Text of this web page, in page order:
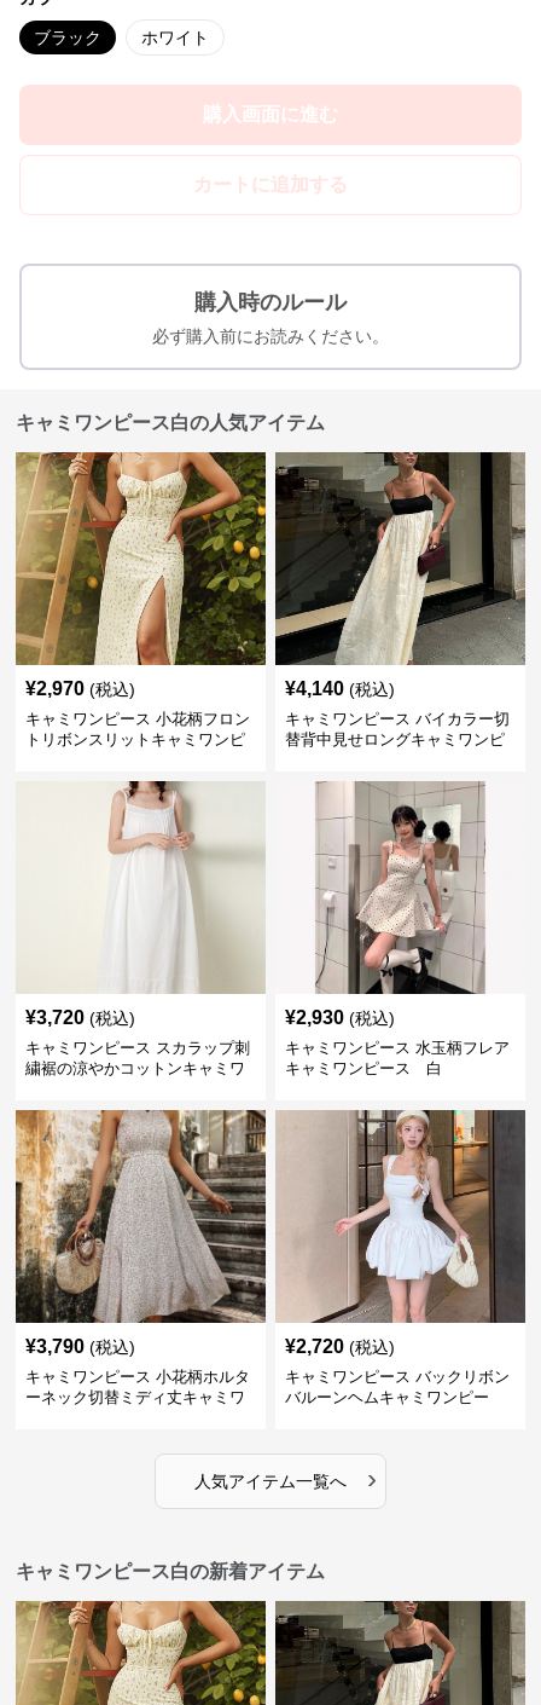
ブラック ホワイト
購入画面に進む
カートに追加する
購入時のルール
必ず購入前にお読みください。
キャミワンピース白の人気アイテム
¥2,970 (税込)
キャミワンピース 小花柄フロン
トリボンスリットキャミワンピ
¥4,140 (税込)
キャミワンピース バイカラー切
替背中見せロングキャミワンピ
¥3,720 (税込)
キャミワンピース スカラップ刺
繍裾の涼やかコットンキャミワ
¥2,930 (税込)
キャミワンピース 水玉柄フレア
キャミワンピース 白
¥3,790 (税込)
キャミワンピース 小花柄ホルタ
ーネック切替ミディ丈キャミワ
¥2,720 (税込)
キャミワンピース バックリボン
バルーンヘムキャミワンピー
人気アイテム一覧へ ›
キャミワンピース白の新着アイテム